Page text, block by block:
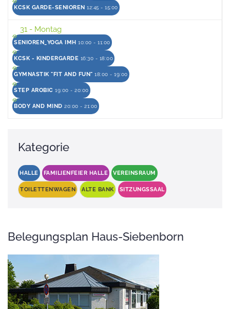
KCSK GARDE-SENIOREN 12:45 - 15:00
31 - Montag
SENIOREN_YOGA IMH 10:00 - 11:00
KCSK - KINDERGARDE 16:30 - 18:00
GYMNASTIK "FIT AND FUN" 18:00 - 19:00
STEP AROBIC 19:00 - 20:00
BODY AND MIND 20:00 - 21:00
Kategorie
HALLE FAMILIENFEIER HALLE VEREINSRAUM
TOILETTENWAGEN ALTE BANK SITZUNGSSAAL
Belegungsplan Haus-Siebenborn